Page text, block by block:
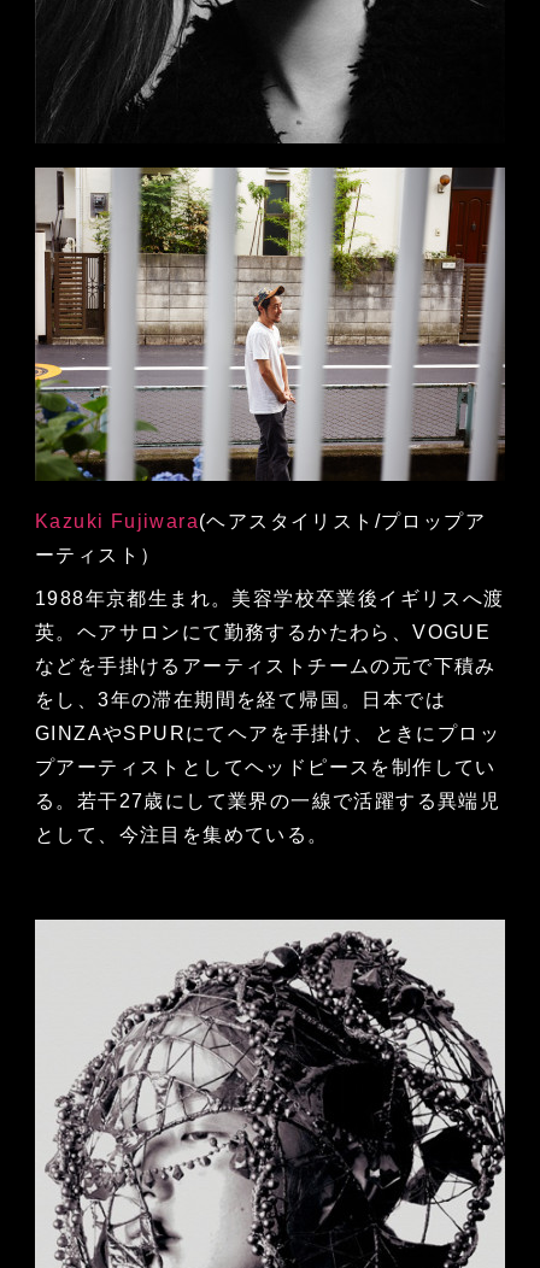
Kazuki Fujiwara(ヘアスタイリスト/プロップア
ーティスト）
1988年京都生まれ。美容学校卒業後イギリスへ渡
英。ヘアサロンにて勤務するかたわら、VOGUE
などを手掛けるアーティストチームの元で下積み
をし、3年の滞在期間を経て帰国。日本では
GINZAやSPURにてヘアを手掛け、ときにプロッ
プアーティストとしてヘッドピースを制作してい
る。若干27歳にして業界の一線で活躍する異端児
として、今注目を集めている。